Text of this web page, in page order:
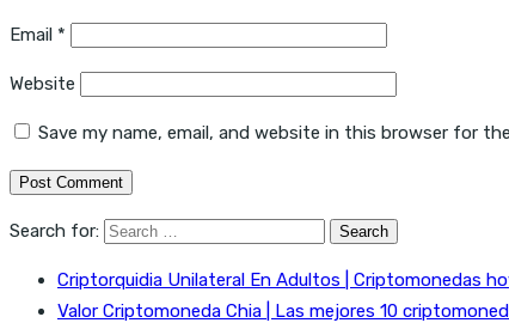
Email *
Website
Save my name, email, and website in this browser for
Search for:
Criptorquidia Unilateral En Adultos | Criptomonedas
Valor Criptomoneda Chia | Las mejores 10